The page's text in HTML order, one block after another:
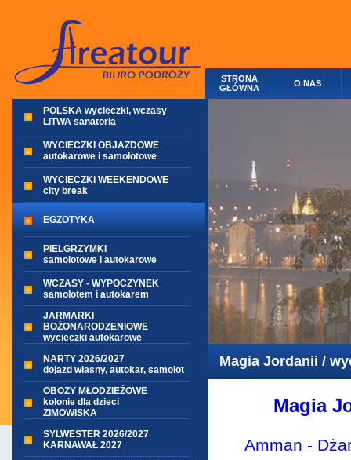
STRONA
GŁÓWNA
O NAS
POLSKA wycieczki, wczasy
LITWA sanatoria
WYCIECZKI OBJAZDOWE
autokarowe i samolotowe
WYCIECZKI WEEKENDOWE
city break
EGZOTYKA
PIELGRZYMKI
samolotowe i autokarowe
WCZASY - WYPOCZYNEK
samolotem i autokarem
JARMARKI
BOŻONARODZENIOWE
wycieczki autokarowe
NARTY 2026/2027
dojazd własny, autokar, samolot
OBOZY MŁODZIEŻOWE
kolonie dla dzieci
ZIMOWISKA
SYLWESTER 2026/2027
KARNAWAŁ 2027
Magia Jordanii /
Magia
Amman -